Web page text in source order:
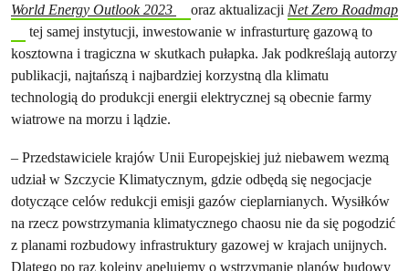
World Energy Outlook 2023
oraz aktualizacji Net Zero Roadmap
tej samej instytucji, inwestowanie w infrasturturę gazową to
kosztowna i tragiczna w skutkach pułapka. Jak podkreślają autorzy
publikacji, najtańszą i najbardziej korzystną dla klimatu
technologią do produkcji energii elektrycznej są obecnie farmy
wiatrowe na morzu i lądzie.
– Przedstawiciele krajów Unii Europejskiej już niebawem wezmą
udział w Szczycie Klimatycznym, gdzie odbędą się negocjacje
dotyczące celów redukcji emisji gazów cieplarnianych. Wysiłków
na rzecz powstrzymania klimatycznego chaosu nie da się pogodzić
z planami rozbudowy infrastruktury gazowej w krajach unijnych.
Dlatego po raz kolejny apelujemy o wstrzymanie planów budowy